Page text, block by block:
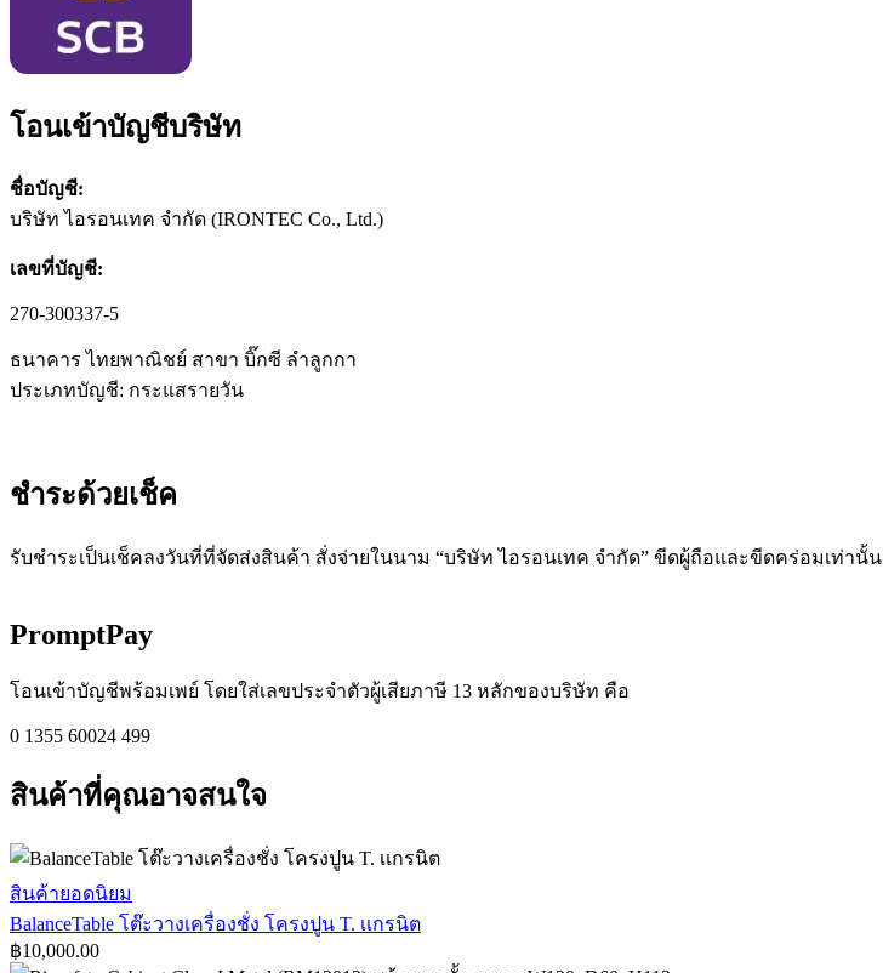
โอนเข้าบัญชีบริษัท
ชื่อบัญชี:
บริษัท ไอรอนเทค จำกัด (IRONTEC Co., Ltd.)
เลขที่บัญชี:
270-300337-5
ธนาคาร ไทยพาณิชย์ สาขา บิ๊กซี ลำลูกกา
ประเภทบัญชี: กระแสรายวัน
ชำระด้วยเช็ค​
รับชำระเป็นเช็คลงวันที่ที่จัดส่งสินค้า สั่งจ่ายในนาม “บริษัท ไอรอนเทค จำกัด” ขีดผู้ถือและขีดคร่อมเท่านั้น
PromptPay
โอนเข้าบัญชีพร้อมเพย์ โดยใส่เลขประจำตัวผู้เสียภาษี 13 หลักของบริษัท คือ
0 1355 60024 499
สินค้าที่คุณอาจสนใจ
BalanceTable
โต๊ะ
วาง
สินค้ายอดนิยม
BalanceTable โต๊ะวางเครื่องชั่ง โครงปูน T. เเกรนิต
฿10,000.00